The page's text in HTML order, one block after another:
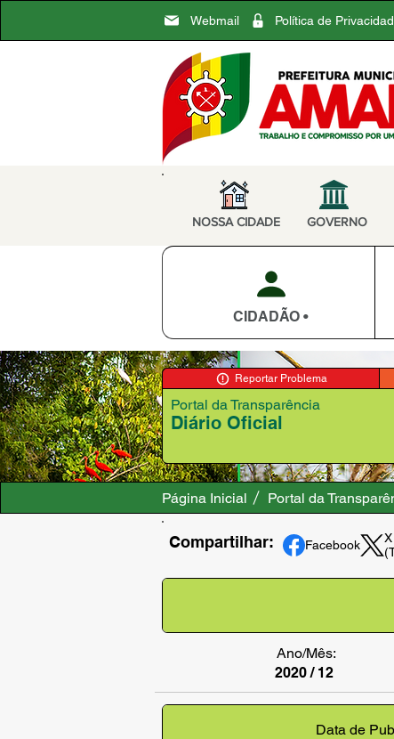
Webmail Política de
NOSSA CIDADE GOVERNO
CIDADÃO •
Reportar Problema
Diário Oficial
Portal da Transparência
Página Inicial Portal da
Compartilhar: Facebook
X
Ano/Mês:
2020 / 12
Data de